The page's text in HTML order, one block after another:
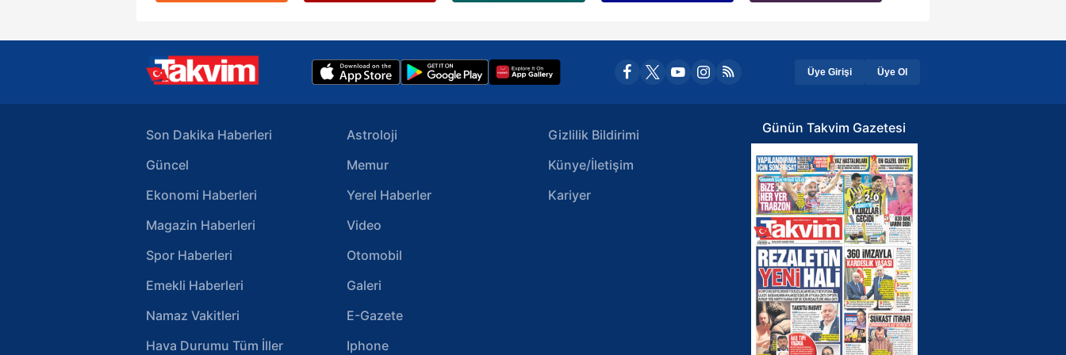
Üye Girişi Üye Ol
Son Dakika Haberleri
Güncel
Ekonomi Haberleri
Magazin Haberleri
Spor Haberleri
Emekli Haberleri
Namaz Vakitleri
Hava Durumu Tüm İller
Astroloji
Memur
Yerel Haberler
Video
Otomobil
Galeri
E-Gazete
Iphone
Gizlilik Bildirimi
Künye/İletişim
Kariyer
Günün Takvim Gazetesi